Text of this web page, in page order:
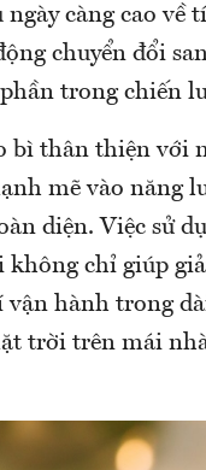
càng cao về
chuyển đổi
trong chiến
bì thân thiện với
mẽ vào năng
diện. Việc sử
chỉ giúp
hành trong
trời trên mái